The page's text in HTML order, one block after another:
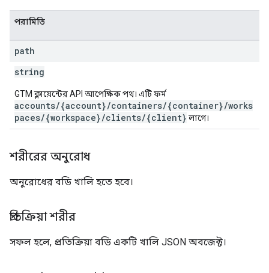
পরামিতি
path
string
GTM ক্লায়েন্টের API আপেক্ষিক পথ। এটি ফর্ম
accounts/{account}/containers/{container}/works
paces/{workspace}/clients/{client} লাগে।
শরীরের অনুরোধ
অনুরোধের বডি খালি হতে হবে।
প্রতিক্রিয়া শরীর
সফল হলে, প্রতিক্রিয়া বডি একটি খালি JSON অবজেক্ট।